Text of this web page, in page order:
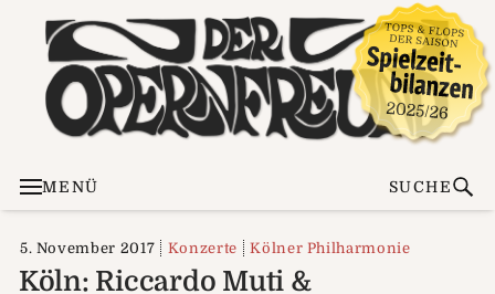
MENÜ SUCHE
5. November 2017 Konzerte Kölner Philharmonie
Köln: Riccardo Muti &